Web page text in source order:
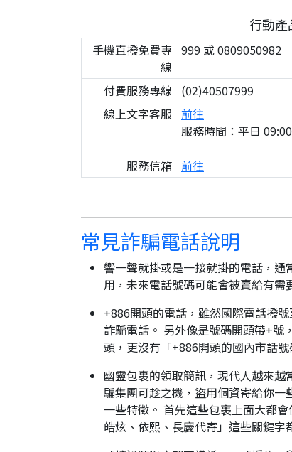
行動產
手機直撥免費專
線
999 或 0809050982
付費服務專線
(02)40507999
線上文字客服 前往
服務時間：平日
服務信箱 前往
常見詐騙電話說明
響一聲就掛或是一接就掛的電話，
用，未來電話號碼可能會被賣給有需
+886開頭的電話，雖然國際電話撥
詐騙電話。 另外像是號碼開頭帶+
頭，更沒有「+886開頭的國內市話號
幽靈包裹的領取簡訊，現代人越來
騙集團可趁之機，盜用個資寄給你
一些特徵。 首先這些包裹上面大都
皓炫、依熙、長慶代寄」這些關鍵